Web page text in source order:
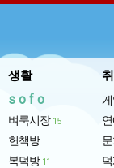
생활
sofo
벼룩시장 15
헌책방
복덕방 11